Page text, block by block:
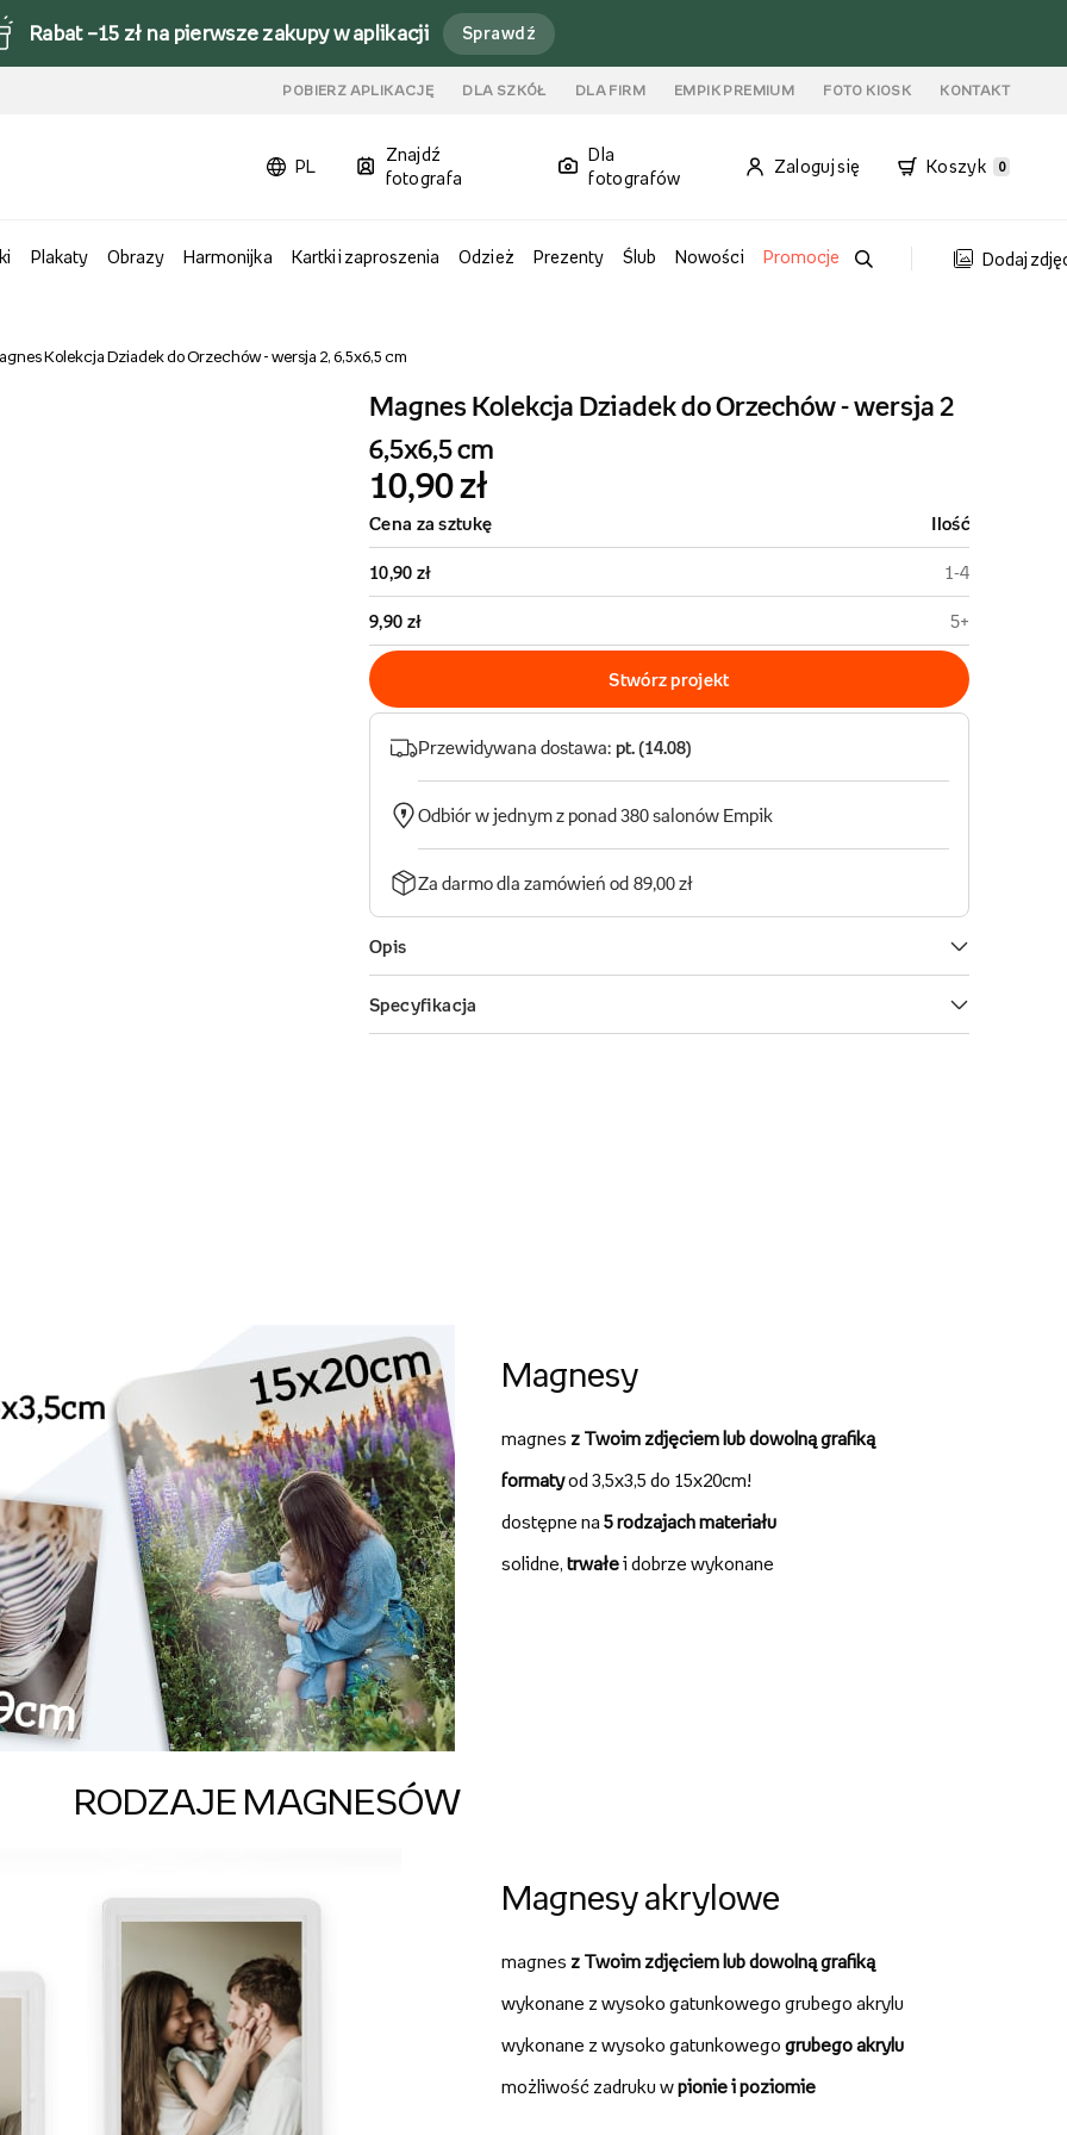
Rabat –15 zł na pierwsze zakupy w aplikacji Sprawdź
POBIERZ APLIKACJĘ DLA SZKÓŁ DLA FIRM EMPIK PREMIUM FOTO KIOSK KONTAKT
PL
Znajdź
fotografa
Dla
fotografów
Zaloguj się Koszyk 0
Plakaty Obrazy Harmonijka Kartki i zaproszenia Odzież Prezenty Ślub Nowości Promocje Dodaj
Kolekcja Dziadek do Orzechów - wersja 2, 6,5x6,5 cm
Magnesy
magnes z Twoim zdjęciem lub dowolną grafiką
formatyod 3,5x3,5 do 15x20cm!
dostępne na 5 rodzajach materiału
solidne, trwałei dobrze wykonane
RODZAJE MAGNESÓW
Magnesy akrylowe
magnes z Twoim zdjęciem lub dowolną grafiką
wykonane z wysoko gatunkowego grubego akrylu
wykonane z wysoko gatunkowego grubego akrylu
możliwość zadruku wpionie i poziomie